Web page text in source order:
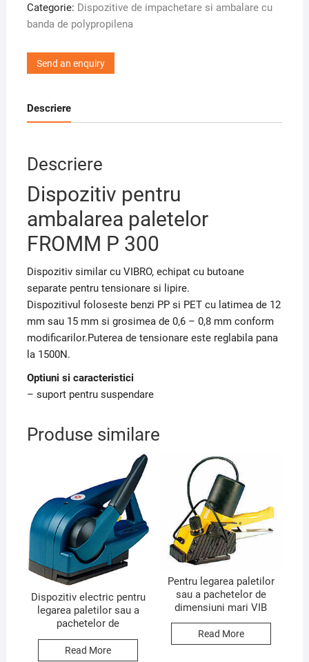
Categorie: Dispozitive de impachetare si ambalare cu
banda de polypropilena
Send an enquiry
Descriere
Descriere
Dispozitiv pentru
ambalarea paletelor
FROMM P 300
Dispozitiv similar cu VIBRO, echipat cu butoane
separate pentru tensionare si lipire.
Dispozitivul foloseste benzi PP si PET cu latimea de 12
mm sau 15 mm si grosimea de 0,6 – 0,8 mm conform
modificarilor.Puterea de tensionare este reglabila pana
la 1500N.
Optiuni si caracteristici
– suport pentru suspendare
Produse similare
Dispozitiv electric pentru
legarea paletilor sau a
pachetelor de
Read More
Pentru legarea paletilor
sau a pachetelor de
dimensiuni mari VIB
Read More